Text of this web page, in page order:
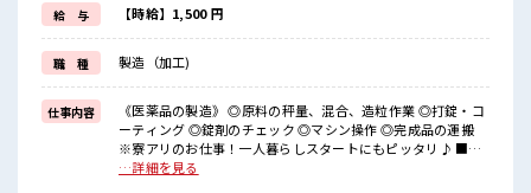
*/
そんな方も『医薬品』のお仕事なら心配も解決されます！
冷暖房完備のクリーンルーム作業なので環境サイコー☆
衛生管理も徹底されているので不安だって解消！
■職場の雰囲気
《20代・30代の男性スタッフさんも活躍中》
大きい工場で設備も充実！
和気あいあいとした職場☆
給 与 【時給】1,500 円
職 種 製造（加工)
仕事内容
《医薬品の製造》 ◎原料の秤量、混合、造粒作業 ◎打錠・コ
ーティング ◎錠剤のチェック ◎マシン操作 ◎完成品の運搬
※寮アリのお仕事！一人暮らしスタートにもピッタリ♪ ■お
仕事PR ＼*高時給で働きたい..住まいも欲しい..そんな願いが
…詳細を見る